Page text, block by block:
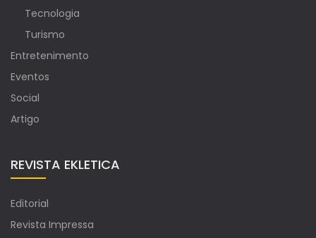
Tecnologia
Turismo
Entretenimento
Eventos
Social
Artigo
REVISTA EKLETICA
Editorial
Revista Impressa